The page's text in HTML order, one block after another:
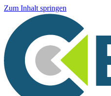
Zum Inhalt springen